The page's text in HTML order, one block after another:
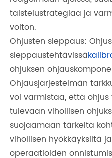
taistelustrategiaa ja
voiton.
Ohjusten sieppaus:
sieppaustehtävissä
ohjuksen
Ohjausjärjestelmän
voi varmistaa, että ohjus
tulevaan vihollisen
suojaamaan tärkeitä
vihollisen hyökkäyksiltä
operaatioiden